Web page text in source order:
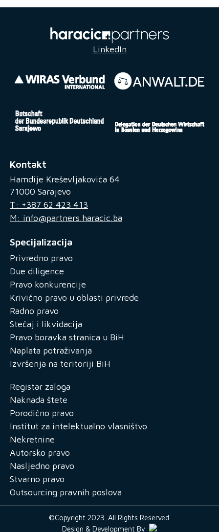
LinkedIn
Kontakt
Hamdije Kreševljakovića 64
71000 Sarajevo
T: +387 62 423 413
M: info@partners.haracic.ba
Specijalizacija
Privredno pravo
Due diligence
Pravo konkurencije
Krivično pravo u oblasti privrede
Radno pravo
Stečaj i likvidacija
Pravo boravka stranica u BiH
Naplata potraživanja
Izvršenja na teritoriji BiH
Registar zaloga
Naknada štete
Porodično pravo
Institut za intelektualno vlasništvo
Nekretnine
Autorsko pravo
Nasljedno pravo
Stvarno pravo
Outsourcing pravnih poslova
©Copyright 2023. All Rights Reserved.
Design & Development By